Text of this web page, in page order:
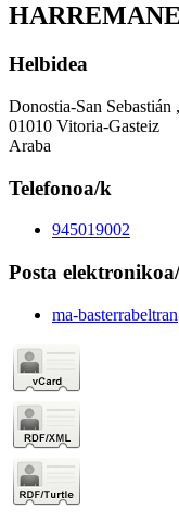
Helbidea
Donostia-San Sebastián
01010 Vitoria-Gasteiz
Araba
Telefonoa/k
945019002
Posta
ma-